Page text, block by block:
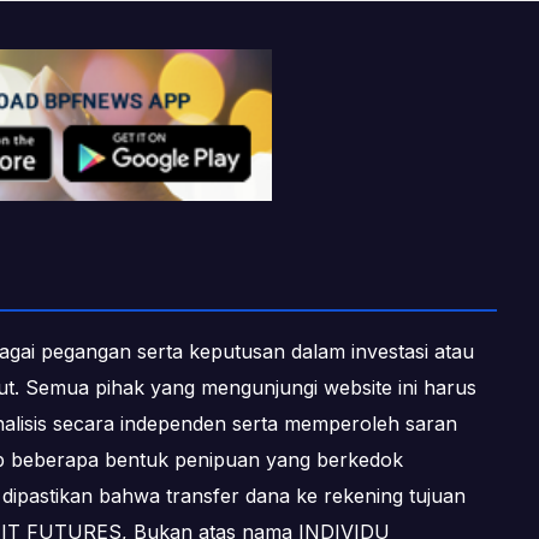
pegangan serta keputusan dalam investasi atau
Semua pihak yang mengunjungi website ini harus
secara independen serta memperoleh saran
beberapa bentuk penipuan yang berkedok
bahwa transfer dana ke rekening tujuan
FUTURES, Bukan atas nama INDIVIDU